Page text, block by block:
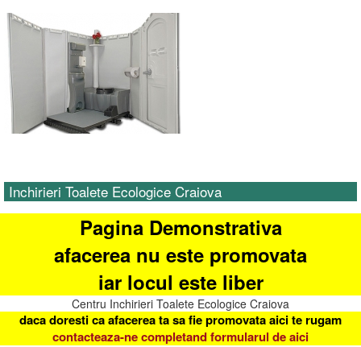
BLOG
CONTACT
Inchirieri Toalete Ecologice Craiova
Pagina Demonstrativa
afacerea nu este promovata
iar locul este liber
Centru Inchirieri Toalete Ecologice Craiova
daca doresti ca afacerea ta sa fie promovata aici te rugam
contacteaza-ne completand formularul de aici